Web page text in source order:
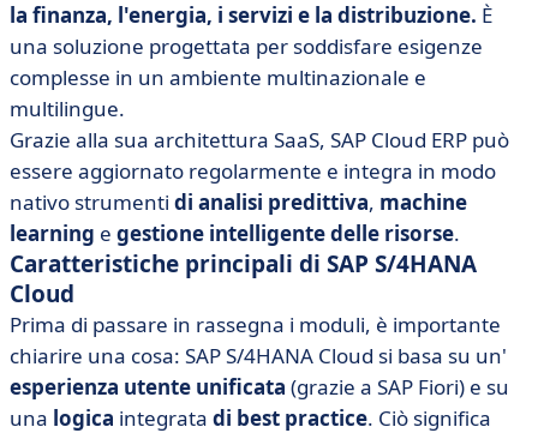
la finanza, l'energia, i servizi e la distribuzione. È
una soluzione progettata per soddisfare esigenze
complesse in un ambiente multinazionale e
multilingue.
Grazie alla sua architettura SaaS, SAP Cloud ERP può
essere aggiornato regolarmente e integra in modo
nativo strumenti di analisi predittiva, machine
learning e gestione intelligente delle risorse.
Caratteristiche principali di SAP S/4HANA
Cloud
Prima di passare in rassegna i moduli, è importante
chiarire una cosa: SAP S/4HANA Cloud si basa su un'
esperienza utente unificata (grazie a SAP Fiori) e su
una logica integrata di best practice. Ciò significa